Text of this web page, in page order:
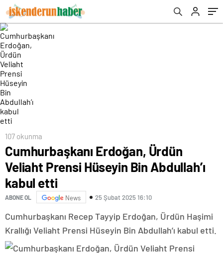
107 okunma
Cumhurbaşkanı Erdoğan, Ürdün
Veliaht Prensi Hüseyin Bin Abdullah’ı
kabul etti
ABONE OL News 25 Şubat 2025 16:10
Cumhurbaşkanı Recep Tayyip Erdoğan, Ürdün Haşimi
Krallığı Veliaht Prensi Hüseyin Bin Abdullah’ı kabul etti.